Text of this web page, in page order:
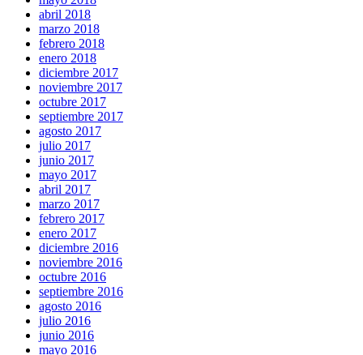
abril 2018
marzo 2018
febrero 2018
enero 2018
diciembre 2017
noviembre 2017
octubre 2017
septiembre 2017
agosto 2017
julio 2017
junio 2017
mayo 2017
abril 2017
marzo 2017
febrero 2017
enero 2017
diciembre 2016
noviembre 2016
octubre 2016
septiembre 2016
agosto 2016
julio 2016
junio 2016
mayo 2016